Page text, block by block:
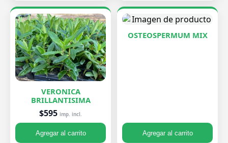
VERONICA
BRILLANTISIMA
$595 imp. incl.
Agregar al carrito
OSTEOSPERMUM MIX
Agregar al carrito